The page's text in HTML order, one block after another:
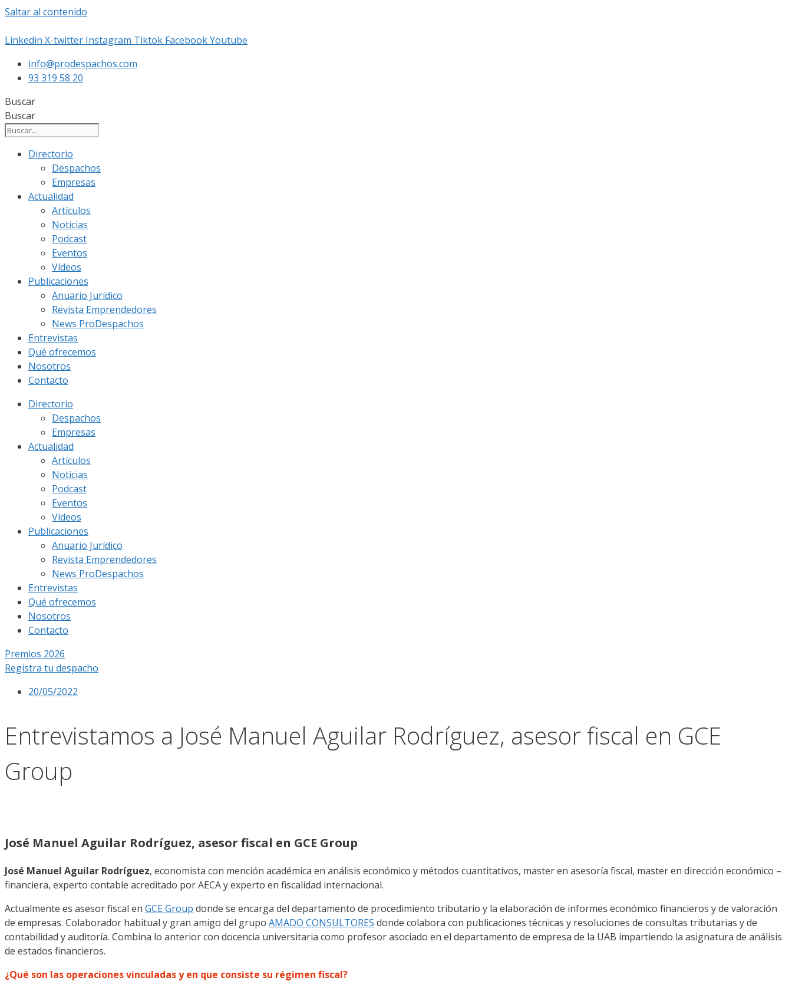
Saltar al contenido
Linkedin X-twitter Instagram Tiktok FacebookYoutube
info@prodespachos.com
93 319 58 20
Buscar
Buscar
Directorio
Despachos
Empresas
Actualidad
Artículos
Noticias
Podcast
Eventos
Vídeos
Publicaciones
Anuario Jurídico
Revista Emprendedores
News ProDespachos
Entrevistas
Qué ofrecemos
Nosotros
Contacto
Directorio
Despachos
Empresas
Actualidad
Artículos
Noticias
Podcast
Eventos
Vídeos
Publicaciones
Anuario Jurídico
Revista Emprendedores
News ProDespachos
Entrevistas
Qué ofrecemos
Nosotros
Contacto
Premios 2026
Registra tu despacho
20/05/2022
Entrevistamos a José Manuel Aguilar Rodríguez, asesor fiscal en GCE
Group
José Manuel Aguilar Rodríguez, asesor fiscal en GCE Group
José Manuel Aguilar Rodríguez, economista con mención académica en análisis económico y métodos cuantitativos, master en asesoría fiscal, master en dirección económico –
financiera, experto contable acreditado por AECA y experto en fiscalidad internacional.
Actualmente es asesor fiscal en GCE Group donde se encarga del departamento de procedimiento tributario y la elaboración de informes económico financieros y de valoración
de empresas. Colaborador habitual y gran amigo del grupo AMADO CONSULTORES donde colabora con publicaciones técnicas y resoluciones de consultas tributarias y de
contabilidad y auditoría. Combina lo anterior con docencia universitaria como profesor asociado en el departamento de empresa de la UAB impartiendo la asignatura de análisis
de estados financieros.
¿Qué son las operaciones vinculadas y en que consiste su régimen fiscal?